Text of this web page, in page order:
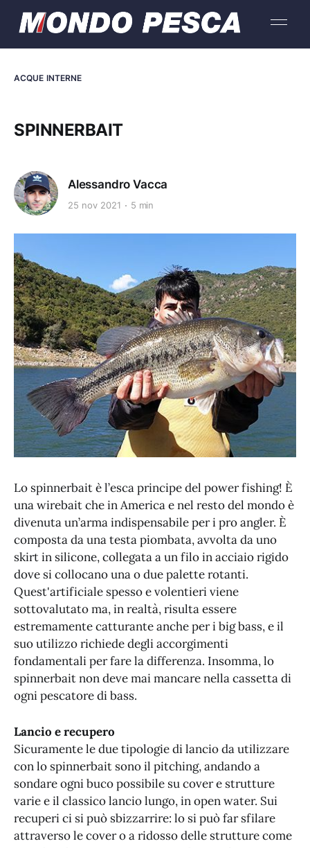
ACQUE INTERNE
SPINNERBAIT
Alessandro Vacca
25 nov 2021 5 min
Lo spinnerbait è l’esca principe del power fishing! È
una wirebait che in America e nel resto del mondo è
divenuta un’arma indispensabile per i pro angler. È
composta da una testa piombata, avvolta da uno
skirt in silicone, collegata a un filo in acciaio rigido
dove si collocano una o due palette rotanti.
Quest'artificiale spesso e volentieri viene
sottovalutato ma, in realtà, risulta essere
estremamente catturante anche per i big bass, e il
suo utilizzo richiede degli accorgimenti
fondamentali per fare la differenza. Insomma, lo
spinnerbait non deve mai mancare nella cassetta di
ogni pescatore di bass.
Lancio e recupero
Sicuramente le due tipologie di lancio da utilizzare
con lo spinnerbait sono il pitching, andando a
sondare ogni buco possibile su cover e strutture
varie e il classico lancio lungo, in open water. Sui
recuperi ci si può sbizzarrire: lo si può far sfilare
attraverso le cover o a ridosso delle strutture come